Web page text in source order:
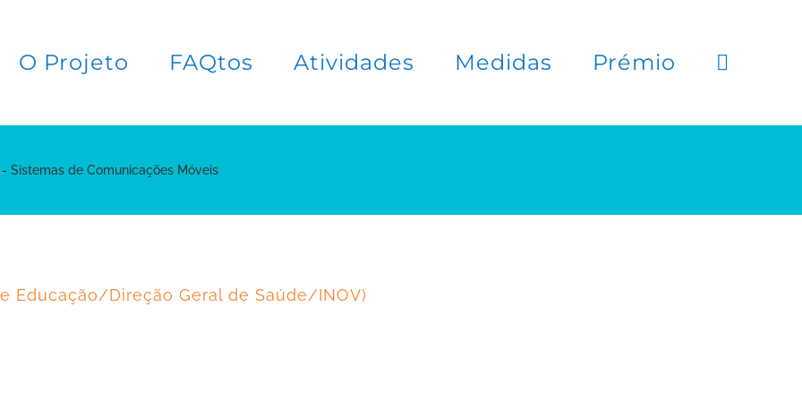
O Projeto FAQtos Atividades Medidas Prémio
Sistemas de Comunicações Móveis
Educação/Direção Geral de Saúde/INOV)